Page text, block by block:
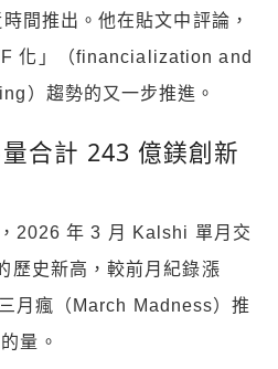
間推出。他在貼文中評論，
化」（financialization and
）趨勢的又一步推進。
合計 243 億鎂創新
2026 年 3 月 Kalshi 單月交
歷史新高，較前月紀錄漲
月瘋（March Madness）推
量。